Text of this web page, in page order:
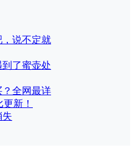
说不定就
了蜜壶处
？全网最详
新！
失